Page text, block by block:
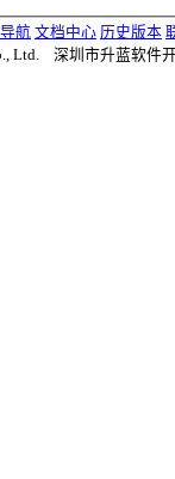
航 文档中心 历史版本
Ltd. 深圳市升蓝软件